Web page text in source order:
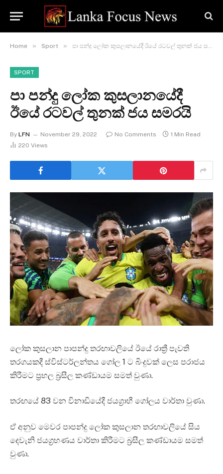
Home » Sport » පා පන්දු ලෝක කුසලානයේදී ඊයේ රටවල් තුනක් ජය සමරයි
SPORT
පා පන්දු ලෝක කුසලානයේදී
ඊයේ රටවල් තුනක් ජය සමරයි
By LFN November 29, 2022 No Comments
1 Min Read
220 Views
ලෝක කුසලාන පාපන්දු තරඟාවලියේ ඊයේ රාත්‍රී පැවති
තරගයකදී ස්විස්ටර්ලන්තය ගෝල 1 ට බිංදුවක් ලෙස පරාජය
කිරීමට ප්‍රභල බ්‍රසීල කණ්ඩායම සමත් වුණා.
තරඟයේ 83 වන විනාඩියේදී ජයග්‍රාහී ගෝලය වාර්තා වුණා.
ඒ අනුව මෙවර පාපන්දු ලෝක කුසලාන තරඟාවලියේ සිය
දෙවැනි ජයග්‍රහණය වාර්තා කිරීමට බ්‍රසීල කණ්ඩායම සමත්
වුණා.